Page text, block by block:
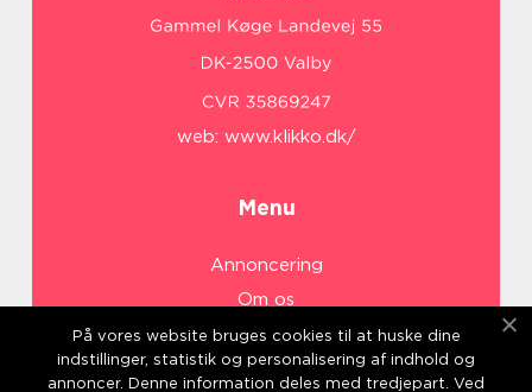
web: www.klikko.dk/
Menu
Annoncering
Om os
Cookies
Kontakt os
På vores website bruges cookies til at huske dine
indstillinger, statistik og personalisering af indhold og
annoncer. Denne information deles med tredjepart. Ved